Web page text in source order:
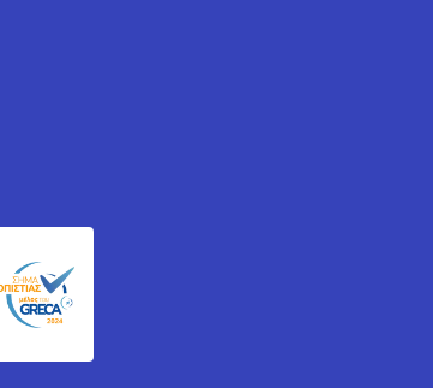
GRECA Trustmark